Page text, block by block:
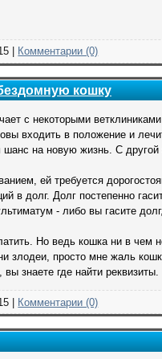
Комментарии (0)
кошку
с некоторыми
входить в положение и
на новую жизнь. С другой
ей требуется
в долг. Долг постепенно
- либо вы гасите
Но ведь кошка ни в чем
злодеи, просто мне жаль
знаете где найти реквизиты.
| Комментарии (0)